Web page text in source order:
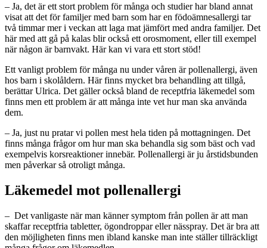
– Ja, det är ett stort problem för många och studier har bland annat
visat att det för familjer med barn som har en födoämnesallergi tar
två timmar mer i veckan att laga mat jämfört med andra familjer. Det
här med att gå på kalas blir också ett orosmoment, eller till exempel
när någon är barnvakt. Här kan vi vara ett stort stöd!
Ett vanligt problem för många nu under våren​ är pollenallergi, ​även
hos barn i skolåldern. Här finns mycket bra behandling att tillgå,
berättar Ulrica. Det gäller också bland de receptfria läkemedel som
finns men ett problem är att många inte vet hur man ska använda
dem.
– Ja, just nu pratar vi pollen mest hela tiden på mottagningen. Det
finns många frågor om hur man ska behandla sig som bäst och vad
exempelvis korsreaktioner innebär. Pollenallergi är ju årstidsbunden
men påverkar så otroligt många.
Läkemedel mot pollenallergi
– Det vanligaste när man känner symptom från pollen är att man
skaffar receptfria tabletter, ögondroppar eller nässpray. Det är bra att
den möjligheten finns men ibland kanske man inte ställer tillräckligt